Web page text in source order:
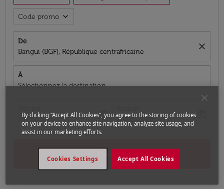
Code promo expand_more
De
Bangui (BGF), République centrafricaine
close
À
Sélectionnez la destination
fc-booking-departure-date-aria-label
15/08/2026
today
fc-booking-return-date-aria-label
22/08/2026
By clicking “Accept All Cookies”, you agree to the storing of cookies
on your device to enhance site navigation, analyze site usage, and
assist in our marketing efforts.
Accept All Cookies
Cookies Settings